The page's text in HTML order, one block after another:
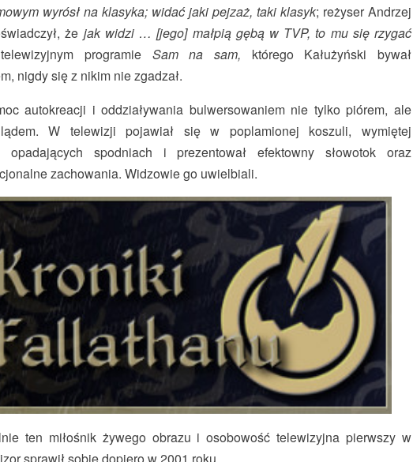
wyrósł na klasyka; widać jaki pejzaż, taki klasyk; reżyser Andrzej
że jak widzi … [jego] małpią gębą w TVP, to mu się rzygać
programie Sam na sam, którego Kałużyński bywał
nigdy się z nikim nie zgadzał.
autokreacji i oddziaływania bulwersowaniem nie tylko piórem, ale
W telewizji pojawiał się w poplamionej koszuli, wymiętej
opadających spodniach i prezentował efektowny słowotok oraz
zachowania. Widzowie go uwielbiali.
ten miłośnik żywego obrazu i osobowość telewizyjna pierwszy w